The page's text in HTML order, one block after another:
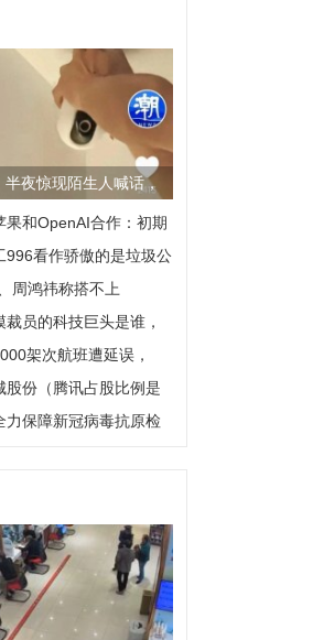
夜惊现陌生人喊话，
果和OpenAI合作：初期
来探索分成佣金
996看作骄傲的是垃圾公
都放假
周鸿祎称搭不上
被淘汰
员的科技巨头是谁，
架次航班遭延误，
取消
股份（腾讯占股比例是
力保障新冠病毒抗原检